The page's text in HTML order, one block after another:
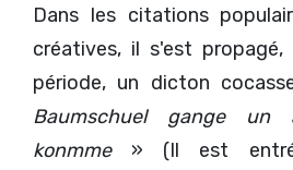
Dans les citations
créatives, il s'est
période, un dicton
Baumschuel gange un
konmme» (Il est entré